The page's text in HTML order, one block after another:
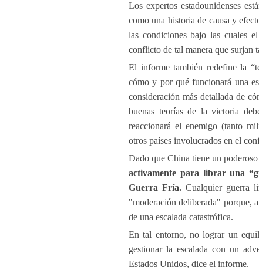
Los expertos estadounidenses
como una historia de causa y
las condiciones bajo las cuales
conflicto de tal manera que surjan
El informe también redefine la
cómo y por qué funcionará una
consideración más detallada de
buenas teorías de la victoria
reaccionará el enemigo (tanto
otros países involucrados en el
Dado que China tiene un
activamente para librar una
Guerra Fría. Cualquier guerra
"moderación deliberada" porque,
de una escalada catastrófica.
En tal entorno, no lograr un
gestionar la escalada con un
Estados Unidos, dice el informe.